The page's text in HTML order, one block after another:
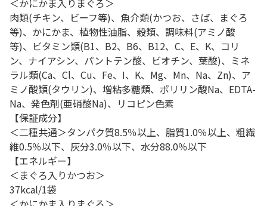
＜かにかま入りまぐろ＞
肉類(チキン、ビーフ等)、魚介類(かつお、さば、まぐろ
等)、かにかま、植物性油脂、穀類、調味料(アミノ酸
等)、ビタミン類(B1、B2、B6、B12、C、E、K、コリ
ン、ナイアシン、パントテン酸、ビオチン、葉酸)、ミネ
ラル類(Ca、Cl、Cu、Fe、I、K、Mg、Mn、Na、Zn)、ア
ミノ酸類(タウリン)、増粘多糖類、ポリリン酸Na、EDTA-
Na、発色剤(亜硝酸Na)、リコピン色素
【保証成分】
＜二種共通＞タンパク質8.5％以上、脂質1.0％以上、粗繊
維0.5％以下、灰分3.0％以下、水分88.0％以下
【エネルギー】
＜まぐろ入りかつお＞
37kcal/1袋